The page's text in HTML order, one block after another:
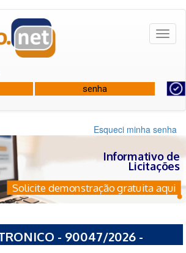
Esqueci minha senha
Informativo de
Licitações
Solicite demonstração gratuita aqui
- 90047/2026 -